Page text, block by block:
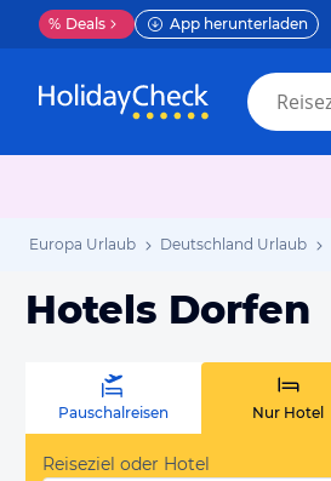
% Deals App herunterladen
Europa Urlaub Deutschland Urlaub
Hotels Dorfen
Pauschalreisen Nur Hotel
Reiseziel oder Hotel